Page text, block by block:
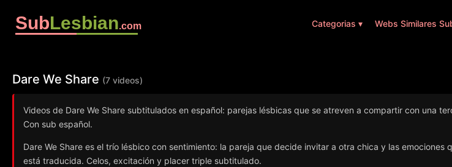
SubLesbian.com Categorias ▾ Webs Similares
Dare We Share (7 videos)
Videos de Dare We Share subtitulados en español: parejas lésbicas que se atreven a compartir con una
Con sub español.
Dare We Share es el trío lésbico con sentimiento: la pareja que decide invitar a otra chica y las
está traducida. Celos, excitación y placer triple subtitulado.